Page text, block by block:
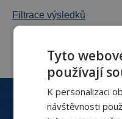
Filtrace výsledků
Tyto
používají
K personalizaci
návštěvnosti